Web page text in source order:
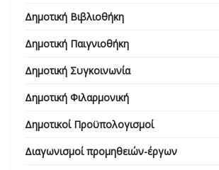
Δημοτική Βιβλιοθήκη
Δημοτική Παιγνιοθήκη
Δημοτική Συγκοινωνία
Δημοτική Φιλαρμονική
Δημοτικοί Προϋπολογισμοί
Διαγωνισμοί προμηθειών-έργων